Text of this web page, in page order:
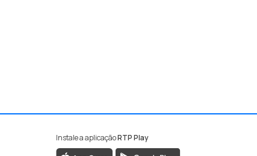
Instale a aplicaçãoRTP Play